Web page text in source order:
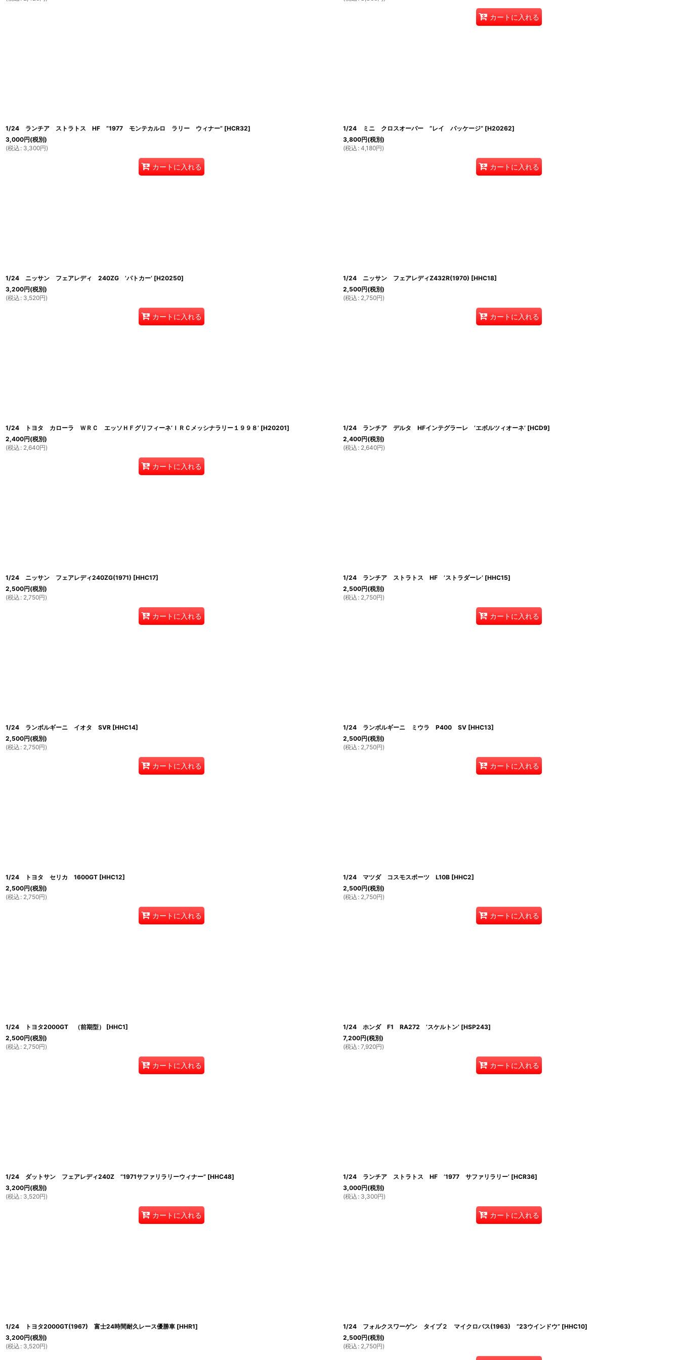
カートに入れる
1/24 ランチア ストラトス HF ”1977 モンテカルロ ラリー ウィナー” [HCR32]
3,000円(税別)
(税込 : 3,300円)
カートに入れる
1/24 ミニ クロスオーバー ”レイ パッケージ” [H20262]
3,800円(税別)
(税込 : 4,180円)
カートに入れる
1/24 ニッサン フェアレディ 240ZG ’パトカー’ [H20250]
3,200円(税別)
(税込 : 3,520円)
カートに入れる
1/24 ニッサン フェアレディZ432R(1970) [HHC18]
2,500円(税別)
(税込 : 2,750円)
カートに入れる
1/24 トヨタ カローラ ＷＲＣ エッソＨＦグリフィーネ‘ＩＲＣメッシナラリー１９９８’ [H20201]
2,400円(税別)
(税込 : 2,640円)
カートに入れる
1/24 ランチア デルタ HFインテグラーレ ’エボルツィオーネ’ [HCD9]
2,400円(税別)
(税込 : 2,640円)
1/24 ニッサン フェアレディ240ZG(1971) [HHC17]
2,500円(税別)
(税込 : 2,750円)
カートに入れる
1/24 ランチア ストラトス HF ’ストラダーレ’ [HHC15]
2,500円(税別)
(税込 : 2,750円)
カートに入れる
1/24 ランボルギーニ イオタ SVR [HHC14]
2,500円(税別)
(税込 : 2,750円)
カートに入れる
1/24 ランボルギーニ ミウラ P400 SV [HHC13]
2,500円(税別)
(税込 : 2,750円)
カートに入れる
1/24 トヨタ セリカ 1600GT [HHC12]
2,500円(税別)
(税込 : 2,750円)
カートに入れる
1/24 マツダ コスモスポーツ L10B [HHC2]
2,500円(税別)
(税込 : 2,750円)
カートに入れる
1/24 トヨタ2000GT （前期型） [HHC1]
2,500円(税別)
(税込 : 2,750円)
カートに入れる
1/24 ホンダ F1 RA272 ’スケルトン’ [HSP243]
7,200円(税別)
(税込 : 7,920円)
カートに入れる
1/24 ダットサン フェアレディ240Z ”1971サファリラリーウィナー” [HHC48]
3,200円(税別)
(税込 : 3,520円)
カートに入れる
1/24 ランチア ストラトス HF ’1977 サファリラリー’ [HCR36]
3,000円(税別)
(税込 : 3,300円)
カートに入れる
1/24 トヨタ2000GT(1967) 富士24時間耐久レース優勝車 [HHR1]
3,200円(税別)
(税込 : 3,520円)
1/24 フォルクスワーゲン タイプ２ マイクロバス(1963) ”23ウインドウ” [HHC10]
2,500円(税別)
(税込 : 2,750円)